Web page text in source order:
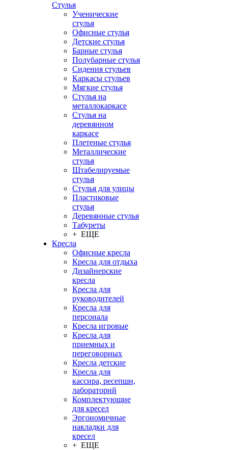
Стулья
Ученические
стулья
Офисные стулья
Детские стулья
Барные стулья
Полубарные стулья
Сидения стульев
Каркасы стульев
Мягкие стулья
Стулья на
металлокаркасе
Стулья на
деревянном
каркасе
Плетеные стулья
Металлические
стулья
Штабелируемые
стулья
Стулья для улицы
Пластиковые
стулья
Деревянные стулья
Табуреты
+ ЕЩЕ
Кресла
Офисные кресла
Кресла для отдыха
Дизайнерские
кресла
Кресла для
руководителей
Кресла для
персонала
Кресла игровые
Кресла для
приемных и
переговорных
Кресла детские
Кресла для
кассира, ресепшн,
лабораторий
Комплектующие
для кресел
Эргономичные
накладки для
кресел
+ ЕЩЕ